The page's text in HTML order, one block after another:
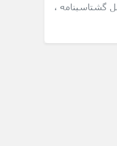
گشتاسبنامه ،